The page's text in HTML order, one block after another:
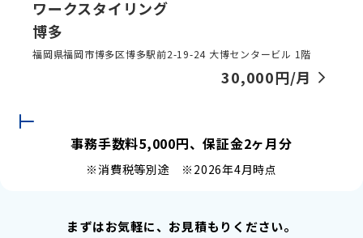
ワークスタイリング
博多
福岡県福岡市博多区博多駅前2-19-24 大博センタービル 1階
30,000円/月
事務手数料5,000円、保証金2ヶ月分
※消費税等別途 ※2026年4月時点
まずはお気軽に、お見積もりください。